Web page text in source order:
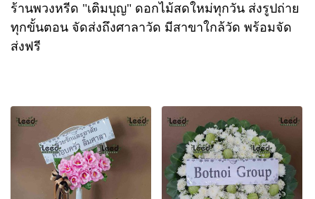
ร้านพวงหรีด "เติมบุญ" ดอกไม้สดใหม่ทุกวัน ส่งรูปถ่าย
ทุกขั้นตอน จัดส่งถึงศาลาวัด มีสาขาใกล้วัด พร้อมจัด
ส่งฟรี